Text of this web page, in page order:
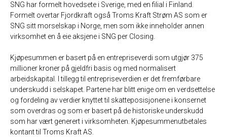
SNG har formelt hovedsete i Sverige, med en filial i Finland.
Formelt overtar Fjordkraft også Troms Kraft Strøm AS som er
SNG sitt morselskap i Norge, men som ikke inneholder annen
virksomhet en å eie aksjene i SNG per Closing.
Kjøpesummen er basert på en entrepriseverdi som utgjør 375
millioner kroner på gjeldfri basis og med normalisert
arbeidskapital. I tillegg til entrepriseverdien er det fremførbare
underskudd i selskapet. Partene har blitt enige om en verdsettelse
og fordeling av verdier knyttet til skatteposisjonene i konsernet
som overdras og som er basert på de historiske underskudd
som har vært generert i virksomheten. Kjøpesummenutbetales
kontant til Troms Kraft AS.